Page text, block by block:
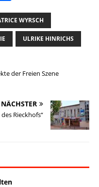
i
l
e
WYRSCH
ULRIKE HINRICHS
der Freien Szene
NÄCHSTER
Rieckhofs“